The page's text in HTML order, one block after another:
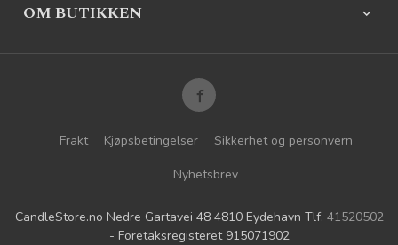
OM BUTIKKEN
Frakt Kjøpsbetingelser
Sikkerhet og personvern
Nyhetsbrev
CandleStore.no Nedre Gartavei 48 4810 Eydehavn Tlf. 41520502
- Foretaksregisteret 915071902